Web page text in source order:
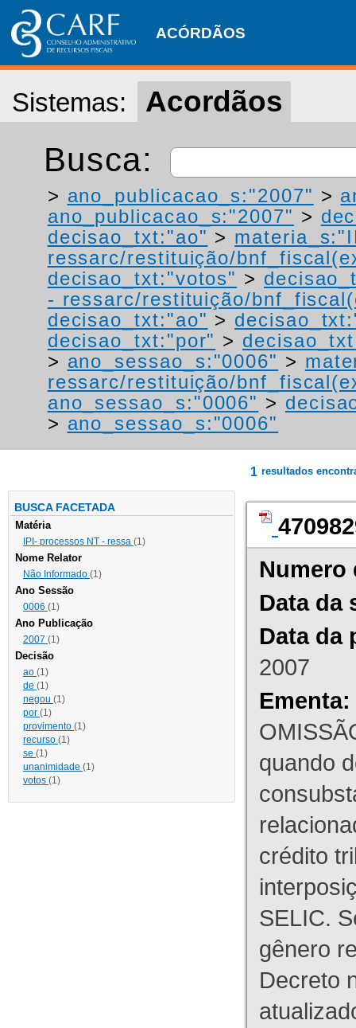
ACÓRDÃOS
Sistemas: Acordãos
Busca:
> ano_publicacao_s:"2007" >
ano_publicacao_s:"2007" >
decisao_txt:"ao" >
ressarc/restituição/
decisao_txt:"votos" >
- ressarc/restituição/
decisao_txt:"ao" >
decisao_txt:"por" >
> ano_sessao_s:"0006" >
ressarc/restituição/
ano_sessao_s:"0006" >
> ano_sessao_s:"0006"
BUSCA FACETADA
Matéria
IPI- processos NT - ressa (1)
Nome Relator
Não Informado (1)
Ano Sessão
0006 (1)
Ano Publicação
2007 (1)
Decisão
ao (1)
de (1)
negou (1)
por (1)
provimento (1)
recurso (1)
se (1)
unanimidade (1)
votos (1)
1 resultados
Numero
Data da
Data da
2007
Ementa:
quando
crédito
SELIC.
gênero
Decreto